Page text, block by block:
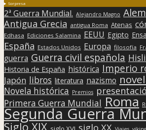
Sorpresa
2ª Guerra Mundial. Alejandro Magno
Antigua Grecia antigua Roma Atenas
Edhasa Ediciones Salamina EEUU Egipto
España Estados Unidos Europa filosofía
guerra Guerra civil española
Historia de España histórica Imperio
Japón libros literatura nazismo
Novela histórica Premios
Primera Guerra Mundial Roma
Segunda Guerra
Siglo XIX